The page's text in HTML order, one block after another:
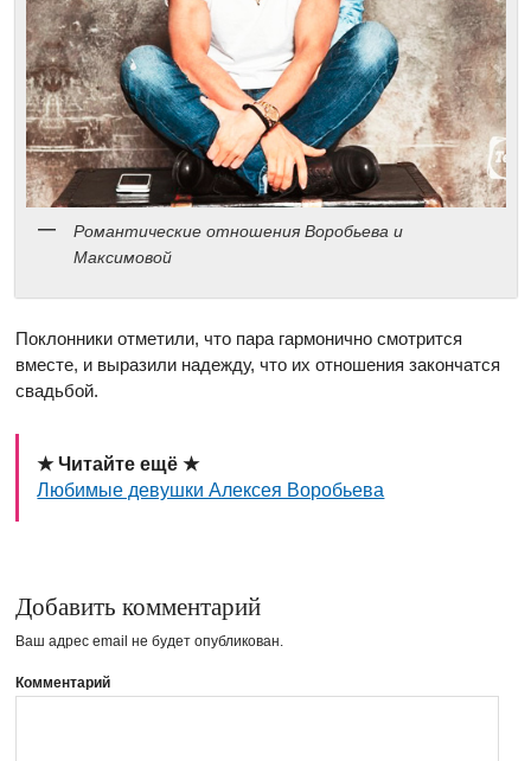
Романтические отношения Воробьева и
Максимовой
Поклонники отметили, что пара гармонично смотрится
вместе, и выразили надежду, что их отношения закончатся
свадьбой.
★ Читайте ещё ★
Любимые девушки Алексея Воробьева
Добавить комментарий
Ваш адрес email не будет опубликован.
Комментарий